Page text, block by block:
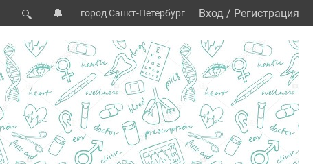
🔍 🔔 город Санкт-Петербург Вход / Регистрация